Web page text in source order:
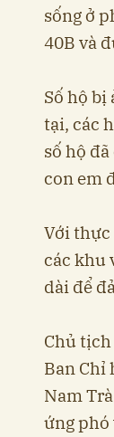
sống ở
40B và
Số hộ
tại, các
số hộ
con em
Với thực
các khu
dài để
Chủ
Ban Chỉ
Nam
ứng phó